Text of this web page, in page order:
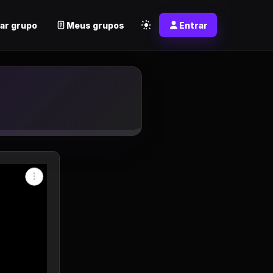
grupo Meus grupos Entrar